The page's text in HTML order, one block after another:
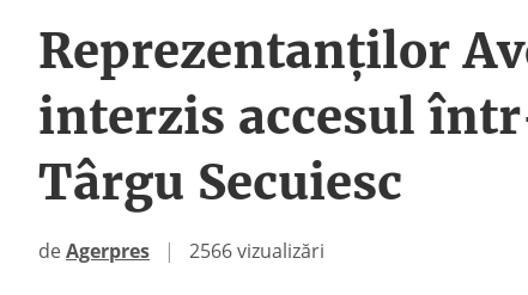
Reprezentanţilor
interzis accesul
Târgu Secuiesc
deAgerpres | 2566 vizualizări